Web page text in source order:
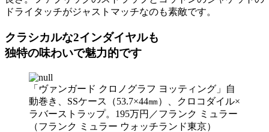
ドライタッチがジャストマッチなのも素敵です。
クラシカルな2インダイヤルも
独特の味わいで魅力的です
「ヴァンガード クロノグラフ ヨッティング」自
動巻き、SSケース（53.7×44㎜）、クロコダイル×
ラバーストラップ。195万円／フランク ミュラー
（フランク ミュラー ウォッチランド東京）